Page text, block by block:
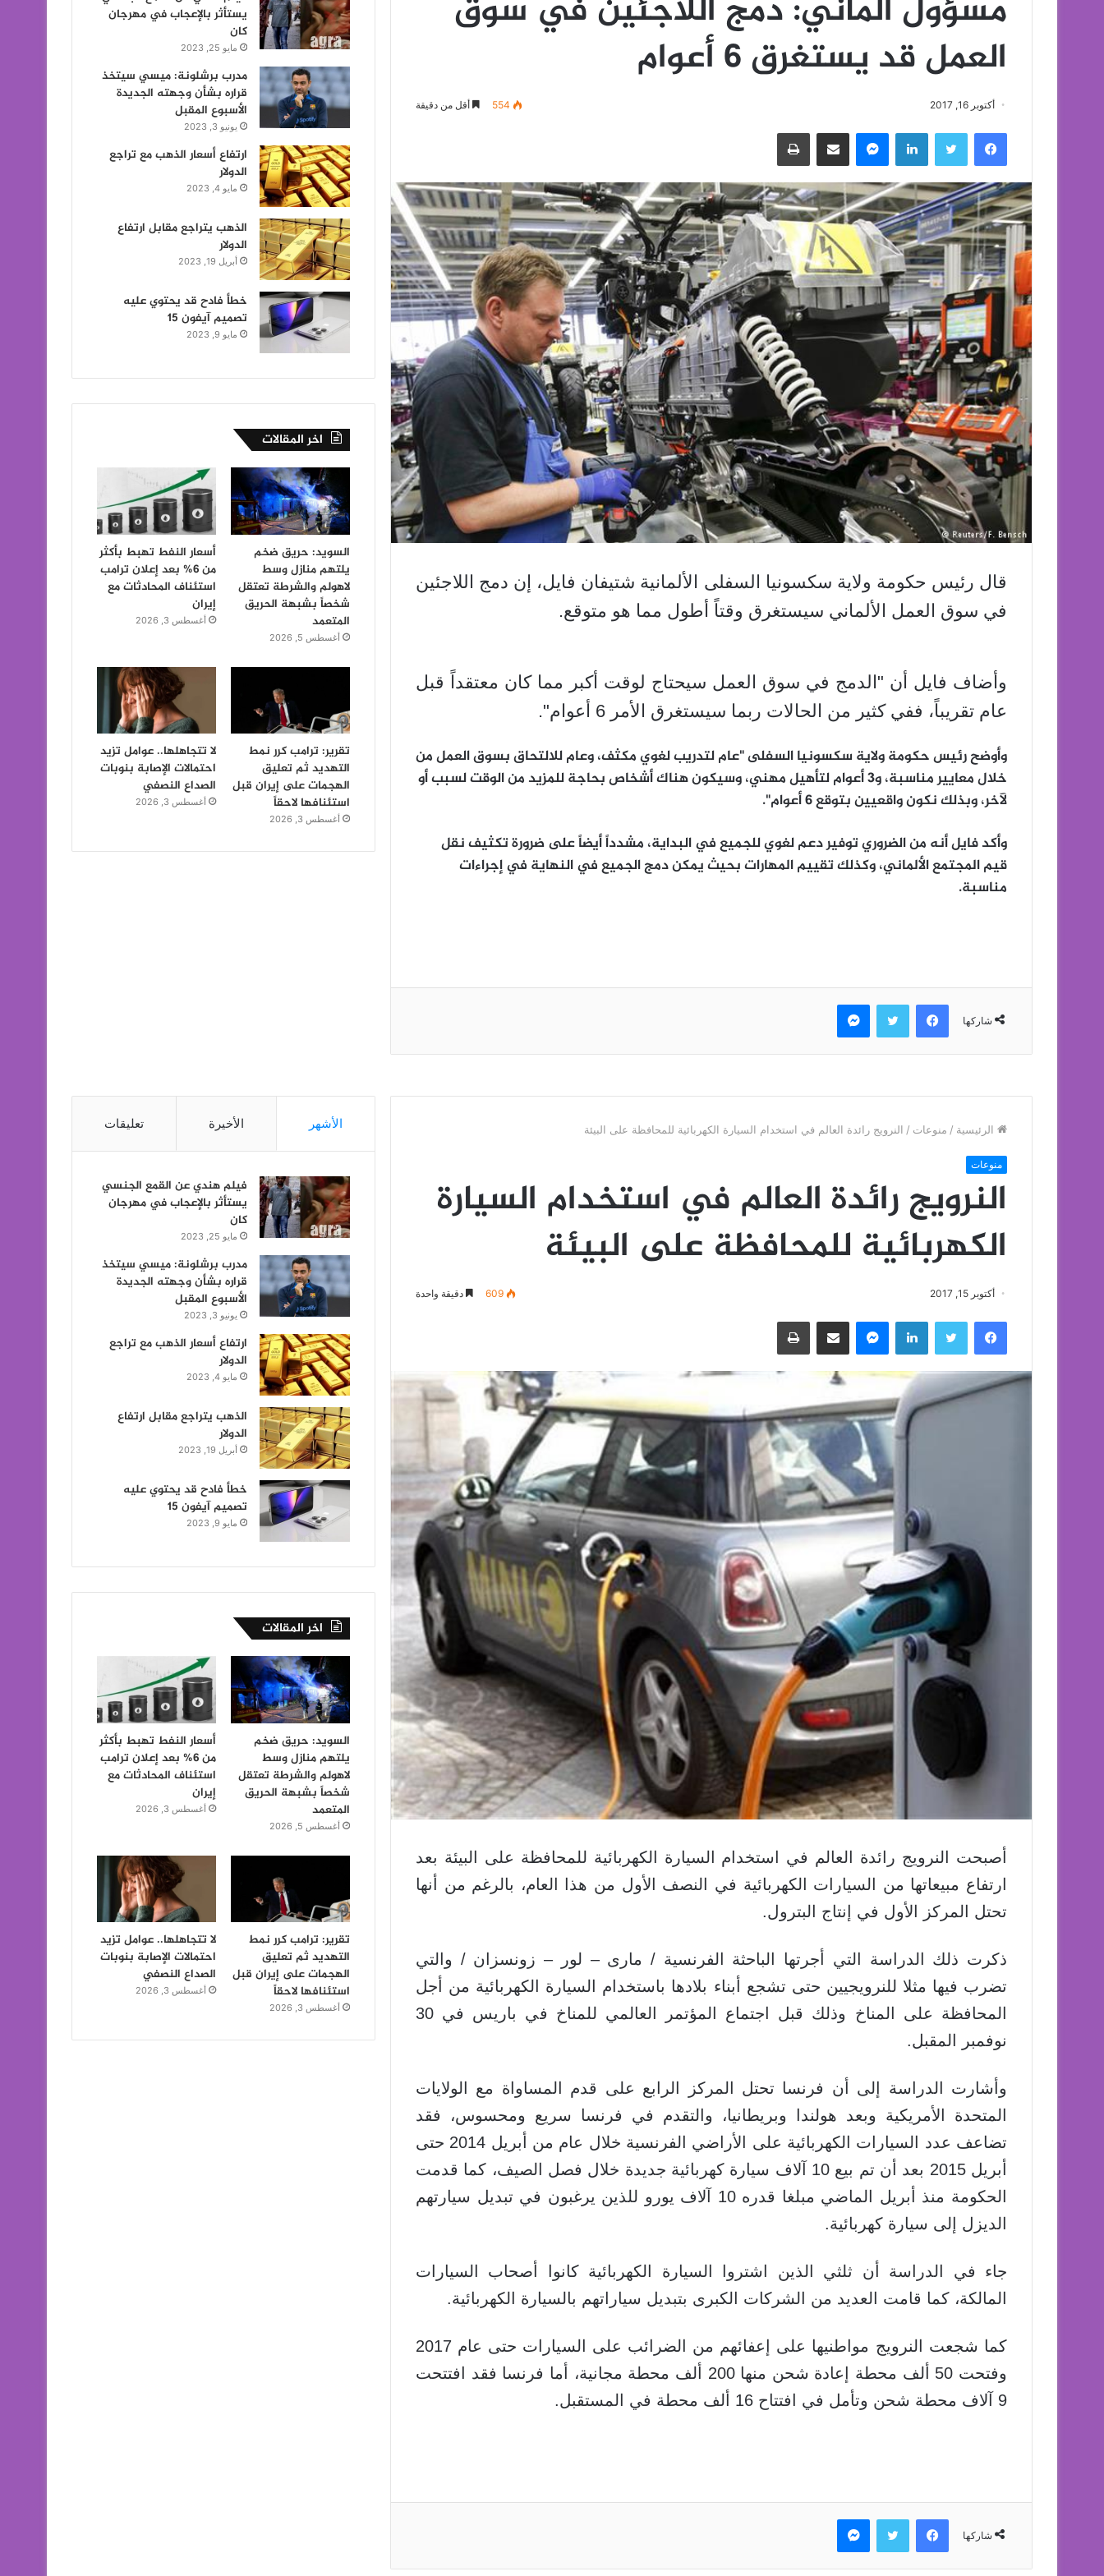
مسؤول ألماني: دمج اللاجئين في سوق
العمل قد يستغرق 6 أعوام
أكتوبر 16, 2017 554 أقل من دقيقة
فيسبوك تويتر لينكدإن ماسنجر مشاركة عبر البريد طباعة
قال رئيس حكومة ولاية سكسونيا السفلى الألمانية شتيفان فايل، إن دمج اللاجئين
في سوق العمل الألماني سيستغرق وقتاً أطول مما هو متوقع.
وأضاف فايل أن "الدمج في سوق العمل سيحتاج لوقت أكبر مما كان معتقداً قبل
عام تقريباً، ففي كثير من الحالات ربما سيستغرق الأمر 6 أعوام".
وأوضح رئيس حكومة ولاية سكسونيا السفلى "عام لتدريب لغوي مكثف، وعام للالتحاق بسوق العمل من
خلال معايير مناسبة، و3 أعوام لتأهيل مهني، وسيكون هناك أشخاص بحاجة للمزيد من الوقت لسبب أو
لآخر، وبذلك نكون واقعيين بتوقع 6 أعوام".
وأكد فايل أنه من الضروري توفير دعم لغوي للجميع في البداية، مشدداً أيضاً على ضرورة تكثيف نقل
قيم المجتمع الألماني، وكذلك تقييم المهارات بحيث يمكن دمج الجميع في النهاية في إجراءات
مناسبة.
شاركها
فيسبوك تويتر ماسنجر
يستأثر بالإعجاب في مهرجان
كان
مايو 25, 2023
مدرب برشلونة: ميسي سيتخذ
قراره بشأن وجهته الجديدة
الأسبوع المقبل
يونيو 3, 2023
ارتفاع أسعار الذهب مع تراجع
الدولار
مايو 4, 2023
الذهب يتراجع مقابل ارتفاع
الدولار
أبريل 19, 2023
خطأ فادح قد يحتوي عليه
تصميم آيفون 15
مايو 9, 2023
اخر المقالات
السويد: حريق ضخم
يلتهم منازل وسط
لاهولم والشرطة تعتقل
شخصاً بشبهة الحريق
المتعمد
أغسطس 5, 2026
أسعار النفط تهبط بأكثر
من 6% بعد إعلان ترامب
استئناف المحادثات مع
إيران
أغسطس 3, 2026
تقرير: ترامب كرر نمط
التهديد ثم تعليق
الهجمات على إيران قبل
استئنافها لاحقاً
أغسطس 3, 2026
لا تتجاهلها.. عوامل تزيد
احتمالات الإصابة بنوبات
الصداع النصفي
أغسطس 3, 2026